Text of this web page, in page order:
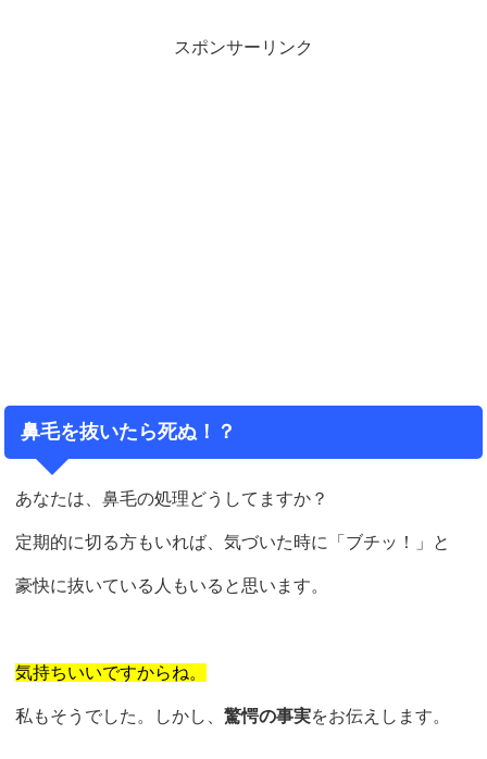
スポンサーリンク
鼻毛を抜いたら死ぬ！？
あなたは、鼻毛の処理どうしてますか？
定期的に切る方もいれば、気づいた時に「ブチッ！」と
豪快に抜いている人もいると思います。
気持ちいいですからね。
私もそうでした。しかし、驚愕の事実をお伝えします。